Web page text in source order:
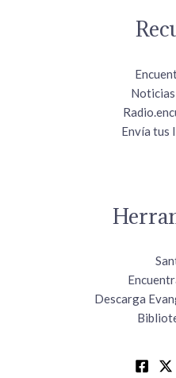
Envía tus
Descarga